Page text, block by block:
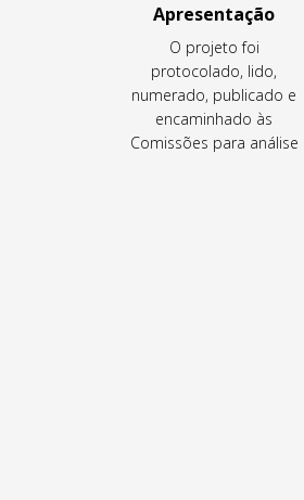
Apresentação
O projeto foi
protocolado, lido,
numerado, publicado e
encaminhado às
Comissões para análise